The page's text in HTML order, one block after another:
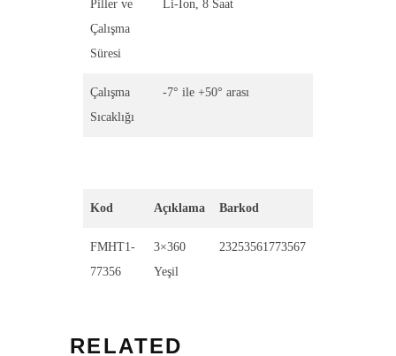
Piller ve
Çalışma
Süresi
Li-Ion, 8 Saat
Çalışma
Sıcaklığı
-7° ile +50° arası
Kod Açıklama Barkod
FMHT1-
77356
3×360
Yeşil
23253561773567
RELATED